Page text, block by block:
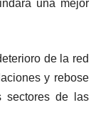
una mejor
de la red
y rebose
sectores de las